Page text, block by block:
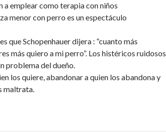
a emplear como terapia con niños
menor con perro es un espectáculo
que Schopenhauer dijera : “cuanto más
más quiero a mi perro”. Los histéricos ruidosos
problema del dueño.
los quiere, abandonar a quien los abandona y
maltrata.